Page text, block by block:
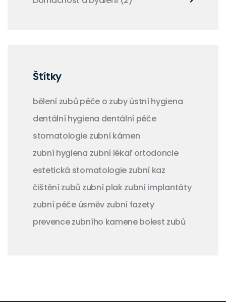
Štítky
bělení zubů péče o zubyústní hygiena
dentální hygiena dentální péče
stomatologie zubní kámen
zubní hygiena zubní lékař ortodoncie
estetická stomatologie zubní kaz
čištění zubů zubní plak zubní implantáty
zubní péče úsměv zubní fazety
prevence zubního kamenebolest zubů